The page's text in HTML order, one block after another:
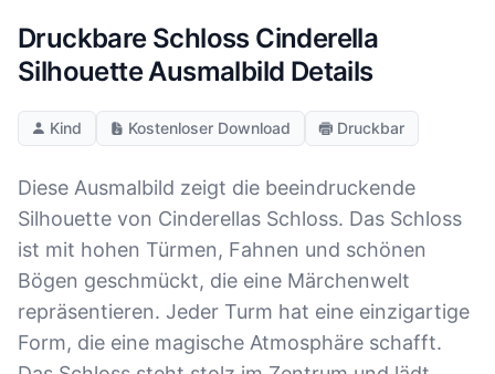
Druckbare Schloss Cinderella
Silhouette Ausmalbild Details
Kind Kostenloser Download Druckbar
Diese Ausmalbild zeigt die beeindruckende
Silhouette von Cinderellas Schloss. Das Schloss
ist mit hohen Türmen, Fahnen und schönen
Bögen geschmückt, die eine Märchenwelt
repräsentieren. Jeder Turm hat eine einzigartige
Form, die eine magische Atmosphäre schafft.